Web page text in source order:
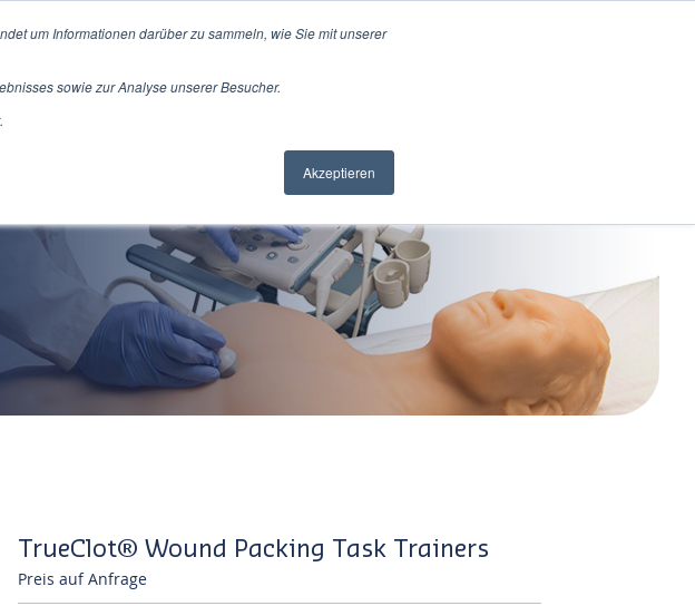
um Informationen darüber zu sammeln, wie Sie mit unserer
sowie zur Analyse unserer Besucher.
Akzeptieren
Uns Service&Support Jobs
TrueClot® Wound Packing Task Trainers
Preis auf Anfrage